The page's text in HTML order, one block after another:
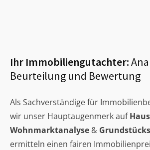
Ihr Immobiliengutachter:
Beurteilung und Bewertung
Als Sachverständige für
wir unser Hauptaugenmerk auf
Wohnmarktanalyse &
ermitteln einen fairen